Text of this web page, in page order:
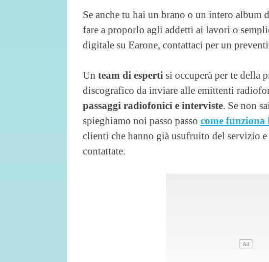
Se anche tu hai un brano o un intero album
fare a proporlo agli addetti ai lavori o
digitale su Earone, contattaci per un
Un team di esperti si occuperà per te della
discografico da inviare alle emittenti
passaggi radiofonici e interviste. Se non
spieghiamo noi passo passo come
clienti che hanno già usufruito del servizio
contattate.